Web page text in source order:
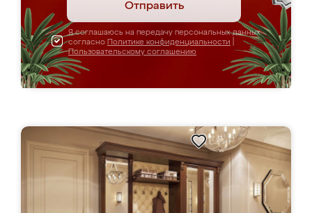
Отправить
Я соглашаюсь на передачу персональных данных
согласно Политике конфиденциальности
Пользовательскому соглашению